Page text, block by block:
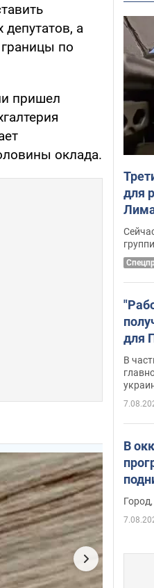
а
по
пришел
оклада.
для
для
В
В